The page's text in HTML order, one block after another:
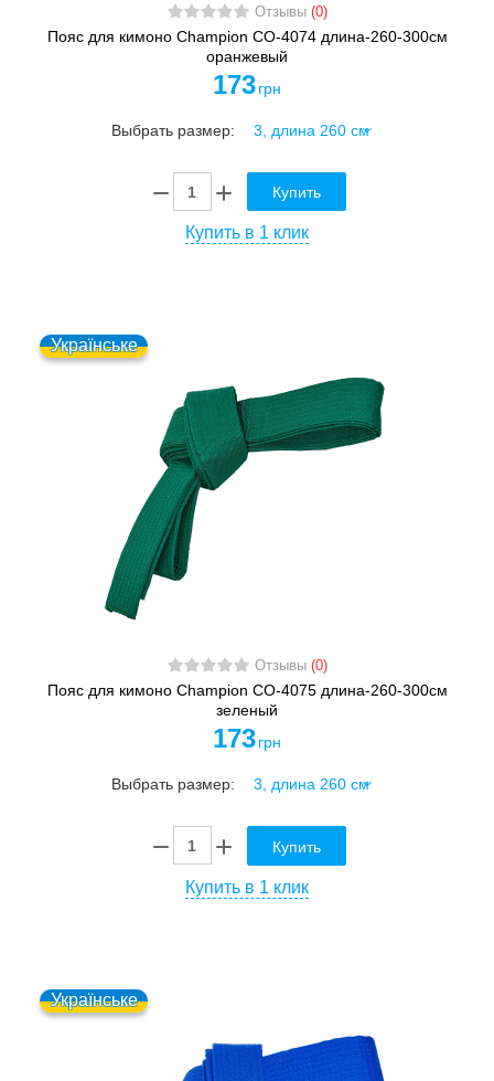
Отзывы (0)
Пояс для кимоно Champion CO-4074 длина-260-300см
оранжевый
173 грн
Выбрать размер:
Купить
Купить в 1 клик
Українське
Отзывы (0)
Пояс для кимоно Champion CO-4075 длина-260-300см
зеленый
173 грн
Выбрать размер:
Купить
Купить в 1 клик
Українське